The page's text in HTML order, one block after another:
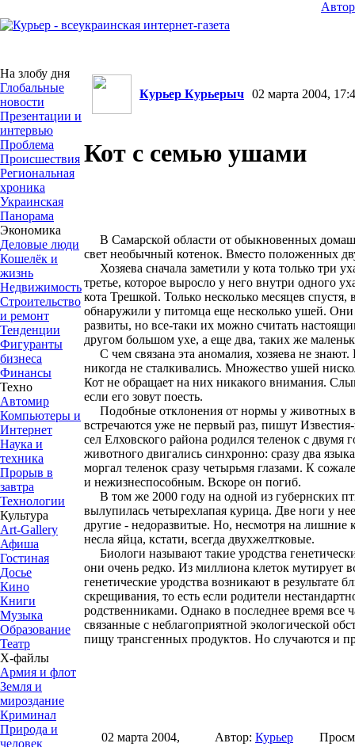
На злобу дня
Глобальные
новости
Презентации и
интервью
Проблема
Происшествия
Региональная
хроника
Украинская
Панорама
Экономика
Деловые люди
Кошелёк и
жизнь
Недвижимость
Строительство
и ремонт
Тенденции
Фигуранты
бизнеса
Финансы
Техно
Автомир
Компьютеры и
Интернет
Наука и
техника
Прорыв в
завтра
Технологии
Культура
Art-Gallery
Афиша
Гостиная
Досье
Кино
Книги
Музыка
Образование
Театр
Х-файлы
Армия и флот
Земля и
мироздание
Криминал
Природа и
человек
Курьер Курьерыч 02 марта 2004,
Кот с семью ушами
В Самарской области от обыкновенных
свет необычный котенок. Вместо положенных
Хозяева сначала заметили у кота только три
третье, которое выросло у него внутри одного
кота Трешкой. Только несколько месяцев
обнаружили у питомца еще несколько ушей.
развиты, но все-таки их можно считать
другом большом ухе, а еще два, таких же
С чем связана эта аномалия, хозяева не
никогда не сталкивались. Множество ушей
Кот не обращает на них никакого внимания.
если его зовут поесть.
Подобные отклонения от нормы у животных в
встречаются уже не первый раз, пишут
сел Елховского района родился теленок с
животного двигались синхронно: сразу два
моргал теленок сразу четырьмя глазами. К
и нежизнеспособным. Вскоре он погиб.
В том же 2000 году на одной из губернских
вылупилась четырехлапая курица. Две ноги у
другие - недоразвитые. Но, несмотря на лишние
несла яйца, кстати, всегда двухжелтковые.
Биологи называют такие уродства
они очень редко. Из миллиона клеток мутирует
генетические уродства возникают в результате
скрещивания, то есть если родители
родственниками. Однако в последнее время все
связанные с неблагоприятной экологической
пищу трансгенных продуктов. Но случаются и
02 марта 2004,
Автор: Курьер